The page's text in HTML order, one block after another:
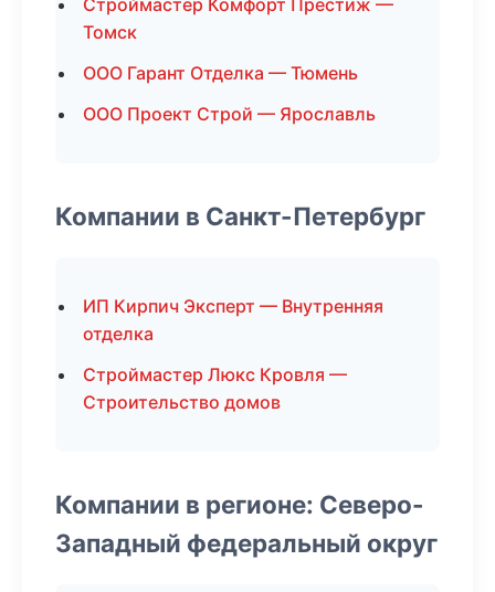
Строймастер Комфорт Престиж —
Томск
ООО Гарант Отделка — Тюмень
ООО Проект Строй — Ярославль
Компании в Санкт-Петербург
ИП Кирпич Эксперт — Внутренняя
отделка
Строймастер Люкс Кровля —
Строительство домов
Компании в регионе: Северо-
Западный федеральный округ